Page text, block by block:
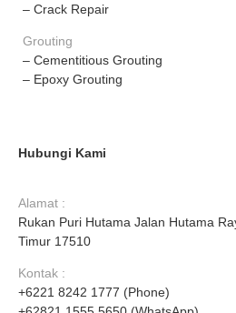
– Crack Repair
Grouting
– Cementitious Grouting
– Epoxy Grouting
Hubungi Kami
Alamat :
Rukan Puri Hutama Jalan Hutama
Timur 17510
Kontak :
+6221 8242 1777 (Phone)